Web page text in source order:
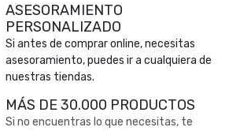
ASESORAMIENTO
PERSONALIZADO
Si antes de comprar online, necesitas
asesoramiento, puedes ir a cualquiera de
nuestras tiendas.
MÁS DE 30.000 PRODUCTOS
Si no encuentras lo que necesitas, te